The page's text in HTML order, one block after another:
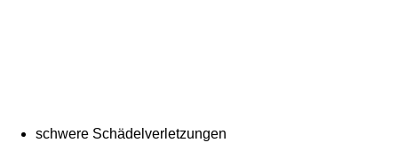
schwere Schädelverletzungen